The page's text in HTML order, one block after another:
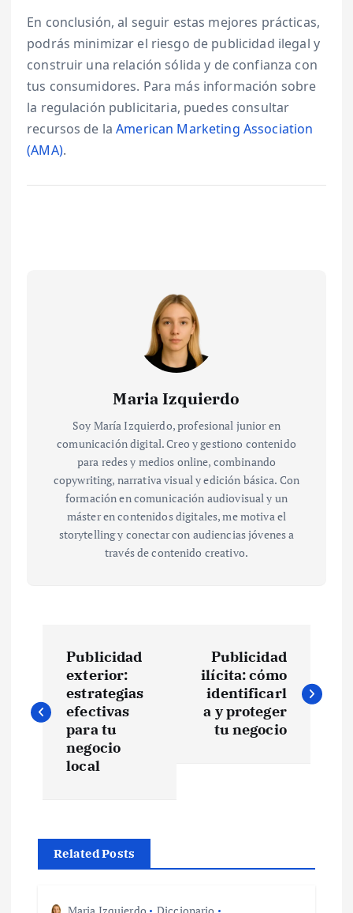
En conclusión, al seguir estas mejores prácticas,
podrás minimizar el riesgo de publicidad ilegal y
construir una relación sólida y de confianza con
tus consumidores. Para más información sobre
la regulación publicitaria, puedes consultar
recursos de laAmerican Marketing Association
(AMA).
Maria Izquierdo
Soy María Izquierdo, profesional junior en
comunicación digital. Creo y gestiono contenido
para redes y medios online, combinando
copywriting, narrativa visual y edición básica. Con
formación en comunicación audiovisual y un
máster en contenidos digitales, me motiva el
storytelling y conectar con audiencias jóvenes a
través de contenido creativo.
v
a
c
Publicidad
exterior:
estrategias
efectivas
para tu
negocio
local
Publicidad
ilícita: cómo
identificarl
a y proteger
tu negocio
Related Posts
Maria Izquierdo
Diccionario